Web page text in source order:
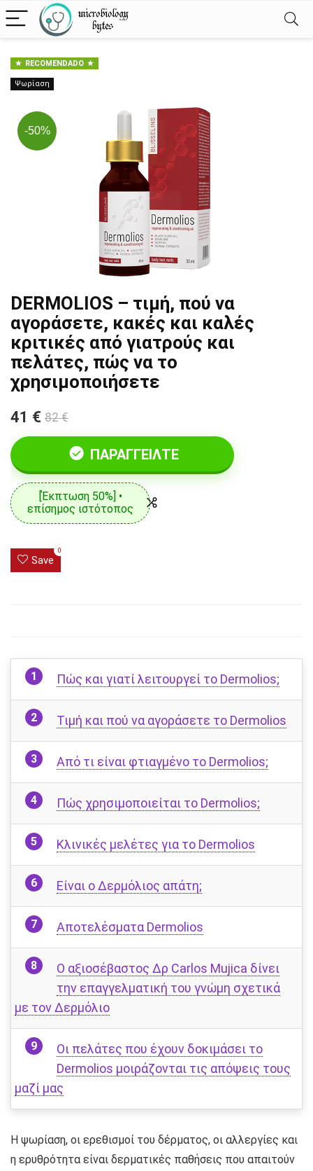
RECOMENDADO
Ψωρίαση
-50%
DERMOLIOS – τιμή, πού να
αγοράσετε, κακές και καλές
κριτικές από γιατρούς και
πελάτες, πώς να το
χρησιμοποιήσετε
41 € 82 €
ΠΑΡΑΓΓΕΊΛΤΕ
[Έκπτωση 50%] •
επίσημος ιστότοπος
Save
0
Πώς και γιατί λειτουργεί το Dermolios;
Τιμή και πού να αγοράσετε το Dermolios
Από τι είναι φτιαγμένο το Dermolios;
Πώς χρησιμοποιείται το Dermolios;
Κλινικές μελέτες για το Dermolios
Είναι ο Δερμόλιος απάτη;
Αποτελέσματα Dermolios
Ο αξιοσέβαστος Δρ Carlos Mujica δίνει
την επαγγελματική του γνώμη σχετικά
με τον Δερμόλιο
Οι πελάτες που έχουν δοκιμάσει το
Dermolios μοιράζονται τις απόψεις τους
μαζί μας
Η ψωρίαση, οι ερεθισμοί του δέρματος, οι αλλεργίες και
η ερυθρότητα είναι δερματικές παθήσεις που απαιτούν